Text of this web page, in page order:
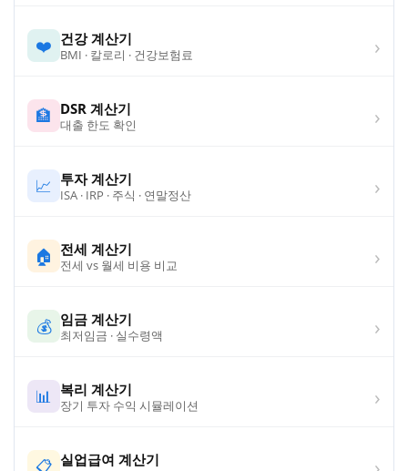
❤️ 건강 계산기
BMI · 칼로리 · 건강보험료 ›
🏦 DSR 계산기
대출 한도 확인 ›
📈 투자 계산기
ISA · IRP · 주식 · 연말정산 ›
🏠 전세 계산기
전세 vs 월세 비용 비교 ›
💰 임금 계산기
최저임금 · 실수령액 ›
📊 복리 계산기
장기 투자 수익 시뮬레이션 ›
📋 실업급여 계산기